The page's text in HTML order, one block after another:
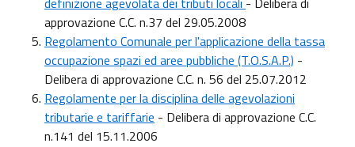
approvazione C.C. n.37 del 29.05.2008
Regolamento Comunale per l'applicazione della tassa
occupazione spazi ed aree pubbliche (T.O.S.A.P.) -
Delibera di approvazione C.C. n. 56 del 25.07.2012
Regolamente per la disciplina delle agevolazioni
tributarie e tariffarie - Delibera di approvazione C.C.
n.141 del 15.11.2006